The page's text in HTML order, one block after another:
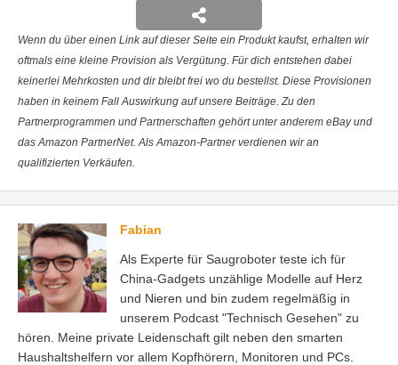
Wenn du über einen Link auf dieser Seite ein Produkt kaufst, erhalten wir
oftmals eine kleine Provision als Vergütung. Für dich entstehen dabei
keinerlei Mehrkosten und dir bleibt frei wo du bestellst. Diese Provisionen
haben in keinem Fall Auswirkung auf unsere Beiträge. Zu den
Partnerprogrammen und Partnerschaften gehört unter anderem eBay und
das Amazon PartnerNet. Als Amazon-Partner verdienen wir an
qualifizierten Verkäufen.
Fabian
Als Experte für Saugroboter teste ich für
China-Gadgets unzählige Modelle auf Herz
und Nieren und bin zudem regelmäßig in
unserem Podcast "Technisch Gesehen" zu
hören. Meine private Leidenschaft gilt neben den smarten
Haushaltshelfern vor allem Kopfhörern, Monitoren und PCs.